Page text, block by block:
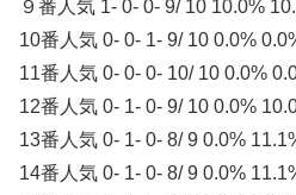
９番人気 1- 0- 0- 9/ 10 10.0%
10番人気 0- 0- 1- 9/ 10 0.0%
11番人気 0- 0- 0- 10/ 10 0.0%
12番人気 0- 1- 0- 9/ 10 0.0%
13番人気 0- 1- 0- 8/ 9 0.0%
14番人気 0- 1- 0- 8/ 9 0.0%